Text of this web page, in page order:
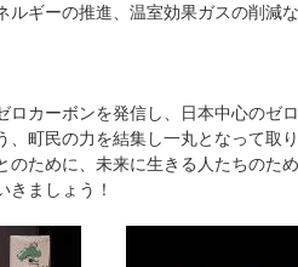
ルギーの推進、温室効果ガスの削減
ロカーボンを発信し、日本中心のゼ
町民の力を結集し一丸となって取
ために、未来に生きる人たちのた
きましょう！